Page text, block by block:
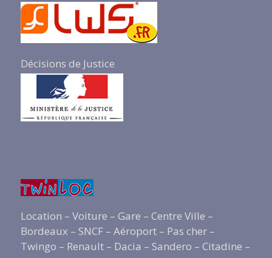
Décisions de Justice
Location – Voiture – Gare – Centre Ville –
Bordeaux – SNCF – Aéroport – Pas cher –
Twingo – Renault – Dacia – Sandero – Citadine –